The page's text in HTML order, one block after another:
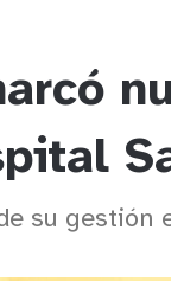
su gestión